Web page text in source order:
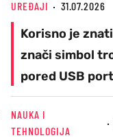
UREĐAJI 31.07.2026
Korisno je
znači simbol
pored USB
NAUKA I
TEHNOLOGIJA